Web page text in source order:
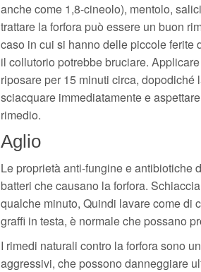
anche come 1,8-cineolo), mentolo,
trattare la forfora può essere un buon
caso in cui si hanno delle piccole ferite
il collutorio potrebbe bruciare.
riposare per 15 minuti circa,
sciacquare immediatamente e
rimedio.
Aglio
Le proprietà anti-fungine e antibiotiche
batteri che causano la forfora.
qualche minuto, Quindi lavare come di
graffi in testa, è normale che possano
I rimedi naturali contro la forfora sono
aggressivi, che possono danneggiare